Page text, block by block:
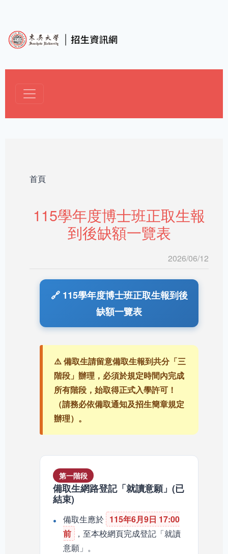
導航連結
首頁
115學年度博士班正取生報
到後缺額一覽表
2026/06/12
🔗 115學年度博士班正取生報到後
缺額一覽表
⚠️ 備取生請留意備取生報到共分「三
階段」辦理，必須於規定時間內完成
所有階段，始取得正式入學許可！
（請務必依備取通知及招生簡章規定
辦理）。
第一階段
備取生網路登記「就讀意願」(已
結束)
備取生應於 115年6月9日 17:00
前
，至本校網頁完成登記「就讀
意願」。